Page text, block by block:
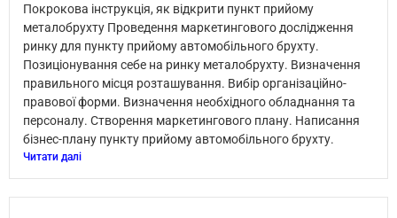
Покрокова інструкція, як відкрити пункт прийому
металобрухту Проведення маркетингового дослідження
ринку для пункту прийому автомобільного брухту.
Позиціонування себе на ринку металобрухту. Визначення
правильного місця розташування. Вибір організаційно-
правової форми. Визначення необхідного обладнання та
персоналу. Створення маркетингового плану. Написання
бізнес-плану пункту прийому автомобільного брухту.
Читати далі